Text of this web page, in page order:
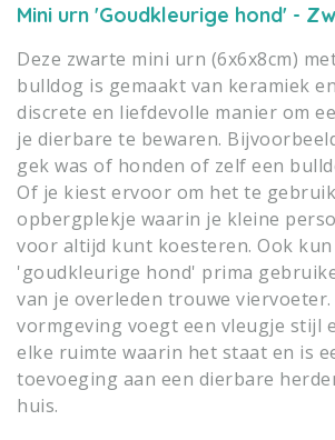
Mini urn 'Goudkleurige hond' -
Deze zwarte mini urn (6x6x8cm)
bulldog is gemaakt van keramiek
discrete en liefdevolle manier om
je dierbare te bewaren.
gek was of honden of zelf een
Of je kiest ervoor om het te
opbergplekje waarin je kleine
voor altijd kunt koesteren. Ook
'goudkleurige hond' prima
van je overleden trouwe
vormgeving voegt een vleugje stijl
elke ruimte waarin het staat en is
toevoeging aan een dierbare
huis.